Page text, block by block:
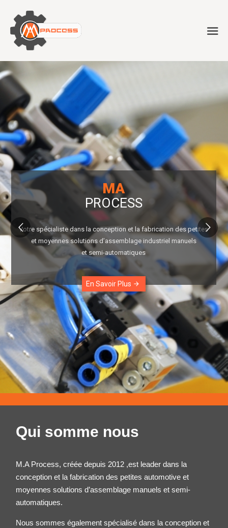
MA
PROCESS
Votre spécialiste dans la conception et la fabrication des petites
et moyennes solutions d’assemblage industriel manuels
et semi-automatiques
En Savoir Plus arrow_forward
Qui somme nous
M.A Process, créée depuis 2012 ,est leader dans la
conception et la fabrication des petitesautomotive et
moyennes solutions d’assemblage manuels et semi-
automatiques.
Nous sommes également spécialisé dans la conception et